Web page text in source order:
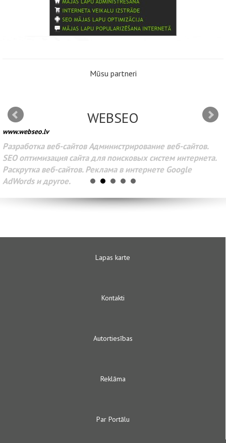
Mūsu partneri
WEBSEO
www.webseo.lv
Разработка веб-сайтов Администрирование веб-сайтов.
SEO оптимизация сайта для поисковых систем интернета.
Раскрутка веб-сайтов. Реклама в интернете Google
AdWords и другое.
Lapas karte
Kontakti
Autortiesības
Reklāma
Par Portālu